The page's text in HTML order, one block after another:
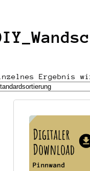
Ergebnis